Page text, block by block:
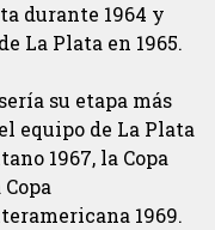
durante 1964 y
La Plata en 1965.
su etapa más
equipo de La Plata
1967, la Copa
1969.